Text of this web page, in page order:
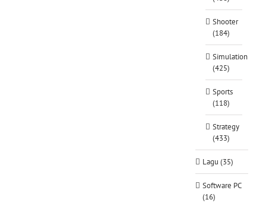
Shooter
(184)
Simulation
(425)
Sports
(118)
Strategy
(433)
Lagu (35)
Software PC
(16)